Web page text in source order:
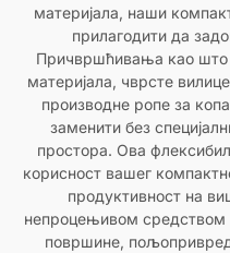
материјала, наши
прилагодити да
Причвршћивања као
материјала, чврсте
производне ропе за
заменити без
простора. Ова
корисност вашег
продуктивност на
непроцењивом средством
површине,